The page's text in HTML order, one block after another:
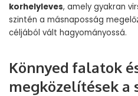
korhelyleves, amely gyakran
szintén a másnaposság
céljából vált hagyományossá.
Könnyed falatok
megközelítések a